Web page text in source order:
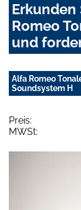
Romeo
und
Alfa Romeo
Soundsystem H
Preis:
MWSt: